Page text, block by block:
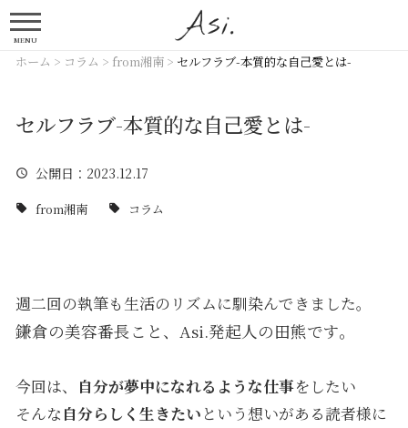
MENU
ホーム > コラム > from湘南> セルフラブ-本質的な自己愛とは-
セルフラブ-本質的な自己愛とは-
公開日 ：2023.12.17
from湘南 コラム
週二回の執筆も生活のリズムに馴染んできました。
鎌倉の美容番長こと、Asi.発起人の田熊です。
今回は、 自分が夢中になれるような仕事をしたい
そんな 自分らしく生きたい という想いがある読者様に